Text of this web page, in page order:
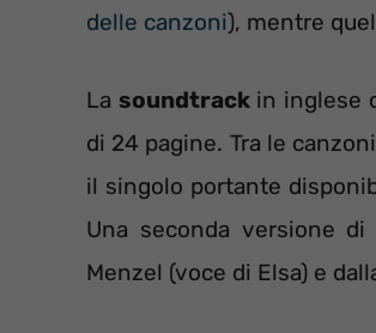
delle canzoni), mentre
La soundtrackin inglese
di 24 pagine. Tra le
il singolo portante
Una seconda versione
Menzel (voce di Elsa) e